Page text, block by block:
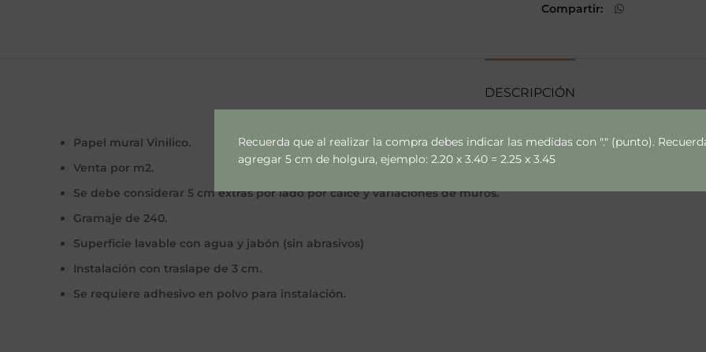
Recuerda que al realizar la compra debes indicar las medidas con "." (punto).
agregar 5 cm de holgura, ejemplo: 2.20 x 3.40 = 2.25 x 3.45
Compartir
DESCRIPCIÓN
Papel mural Vinilico.
Venta por m2.
Se debe considerar 5 cm extras por lado por calce y variaciones de muros.
Gramaje de 240.
Superficie lavable con agua y jabón (sin abrasivos)
Instalación con traslape de 3 cm.
Se requiere adhesivo en polvo para instalación.